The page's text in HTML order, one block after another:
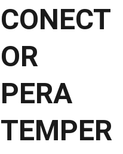
CONECT
OR
PERA
TEMPER